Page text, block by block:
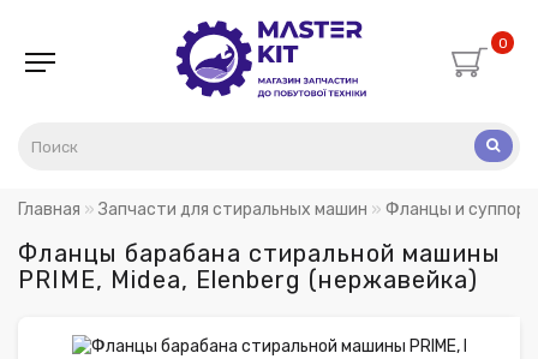
0
Главная Запчасти для стиральных машин Фланцы и
Фланцы барабана стиральной машины
PRIME, Midea, Elenberg (нержавейка)